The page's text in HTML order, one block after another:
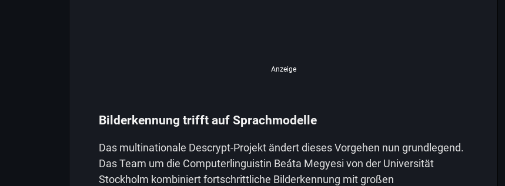
Anzeige
Bilderkennung trifft auf Sprachmodelle
Das multinationale Descrypt-Projekt ändert dieses Vorgehen nun grundlegend.
Das Team um die Computerlinguistin Beáta Megyesi von der Universität
Stockholm kombiniert fortschrittliche Bilderkennung mit großen